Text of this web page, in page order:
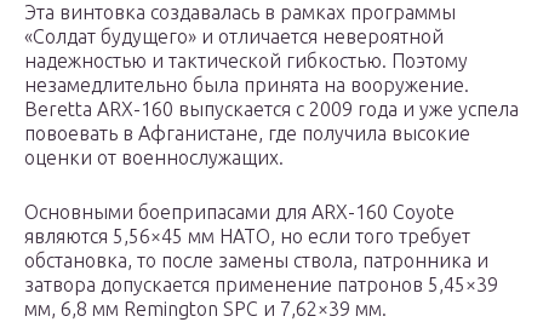
Эта винтовка создавалась в рамках программы
«Солдат будущего» и отличается невероятной
надежностью и тактической гибкостью. Поэтому
незамедлительно была принята на вооружение.
Beretta ARX-160 выпускается с 2009 года и уже успела
повоевать в Афганистане, где получила высокие
оценки от военнослужащих.
Основными боеприпасами для ARX-160 Coyote
являются 5,56×45 мм НАТО, но если того требует
обстановка, то после замены ствола, патронника и
затвора допускается применение патронов 5,45×39
мм, 6,8 мм Remington SPC и 7,62×39 мм.